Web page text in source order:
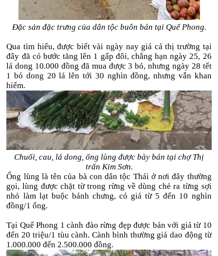
Đặc sản đặc trưng của dân tộc buôn bán tại Quế Phong.
Qua tìm hiểu, được biết vài ngày nay giá cả thị trường tại
đây đã có bước tăng lên 1 gấp đôi, chẳng hạn ngày 25, 26
lá dong 10.000 đồng đã mua được 3 bó, nhưng ngày 28 tết
1 bó dong 20 lá lên tới 30 nghìn đồng, nhưng vẫn khan
hiếm.
Chuối, cau, lá dong, ống lùng được bày bán tại chợ Thị
trấn Kim Sơn.
Ống lùng là tên của bà con dân tộc Thái ở nơi đây thường
gọi, lùng được chặt từ trong rừng về dùng chẻ ra từng sợi
nhỏ làm lạt buộc bánh chưng, có giá từ 5 đến 10 nghìn
đồng/1 ống.
Tại Quế Phong 1 cành đào rừng đẹp được bán với giá từ 10
đến 20 triệu/1 tùu cành. Cành bình thường giá dao động từ
1.000.000 đến 2.500.000 đồng.